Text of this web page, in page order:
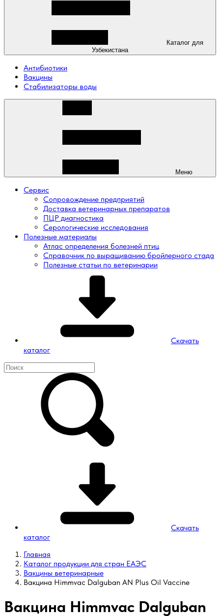
Узбекистана
Антибиотики
Вакцины
Стабилизаторы воды
Меню
Сервис
Сопровождение предприятий
Доставка ветеринарных препаратов
ПЦР диагностика
Серологические исследования
Полезные материалы
Атлас определения болезней птиц
Справочник по выращиванию бройлерного стада
Полезные статьи по ветеринарии
Скачать
каталог
Скачать
каталог
Главная
Каталог продукции для стран ЕАЭС
Вакцины ветеринарные
Вакцина Himmvac Dalguban AN Plus Oil Vaccine
Вакцина Himmvac Dalguban